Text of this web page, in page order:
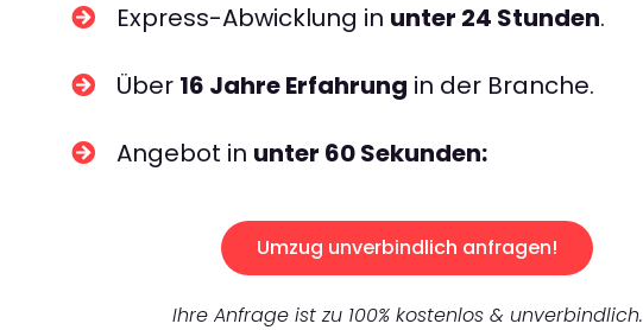
Express-Abwicklung in unter 24 Stunden.
Über 16 Jahre Erfahrung in der Branche.
Angebot in unter 60 Sekunden:
Umzug unverbindlich anfragen!
Ihre Anfrage ist zu 100% kostenlos & unverbindlich.